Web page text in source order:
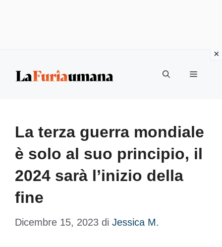
Menu
La terza guerra mondiale
è solo al suo principio, il
2024 sarà l’inizio della
fine
Dicembre 15, 2023 di Jessica M.